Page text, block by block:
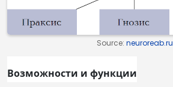
Source: neuroreab.ru
Возможности и функции